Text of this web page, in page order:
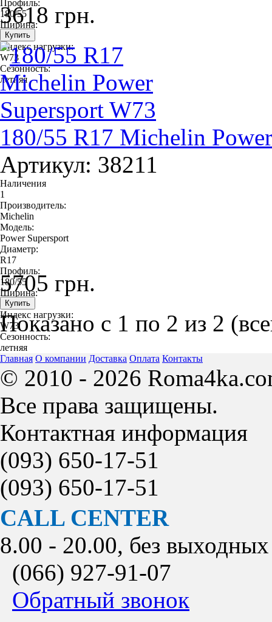
Профиль:
180/55
Ширина:
180
Индекс нагрузки:
W73
Сезонность:
летняя
3618 грн.
180/55 R17 Michelin
Артикул: 38211
Наличения
1
Производитель:
Michelin
Модель:
Power Supersport
Диаметр:
R17
Профиль:
180/55
Ширина:
180
Индекс нагрузки:
W73
Сезонность:
летняя
5705 грн.
Показано с 1 по 2 из 2
Главная О компании Доставка Оплата Контакты
© 2010 - 2026
Все права защищены.
Контактная информация
(093) 650-17-51
(093) 650-17-51
CALL CENTER
8.00 - 20.00, без выходных
(066) 927-91-07
Обратный звонок